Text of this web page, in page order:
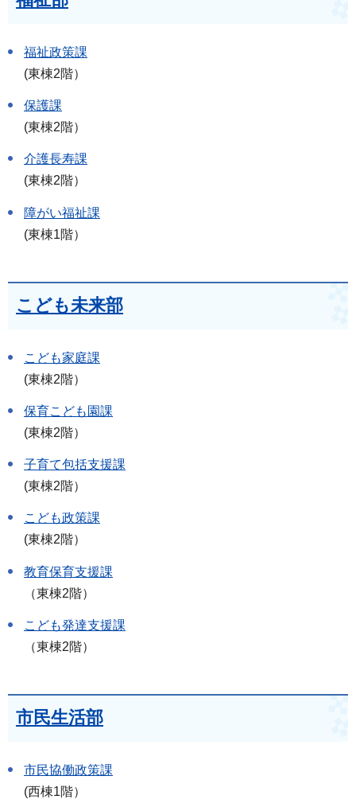
福祉政策課
(東棟2階）
保護課
(東棟2階）
介護長寿課
(東棟2階）
障がい福祉課
(東棟1階）
こども未来部
こども家庭課
(東棟2階）
保育こども園課
(東棟2階）
子育て包括支援課
(東棟2階）
こども政策課
(東棟2階）
教育保育支援課
（東棟2階）
こども発達支援課
（東棟2階）
市民生活部
市民協働政策課
(西棟1階）